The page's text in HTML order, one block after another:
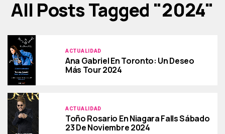
All Posts Tagged "2024"
ACTUALIDAD
Ana Gabriel En Toronto: Un Deseo
Más Tour 2024
ACTUALIDAD
Toño Rosario En Niagara Falls Sábado
23 De Noviembre 2024